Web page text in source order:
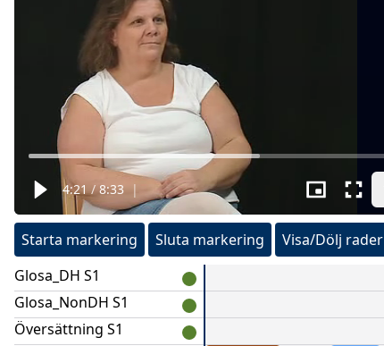
4:21 / 8:33 |
Starta markering Sluta markering Visa/Dölj rader
Glosa_DH S1
Glosa_NonDH S1
Översättning S1